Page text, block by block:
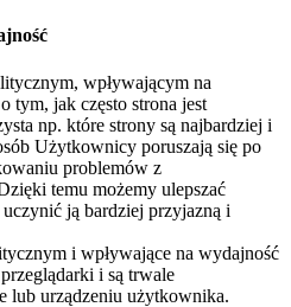
wpływającym na
tym, jak często strona jest
np. które strony są najbardziej i
Użytkownicy poruszają się po
problemów z
temu możemy ulepszać
ją bardziej przyjazną i
i wpływające na wydajność
i są trwale
lub urządzeniu użytkownika.